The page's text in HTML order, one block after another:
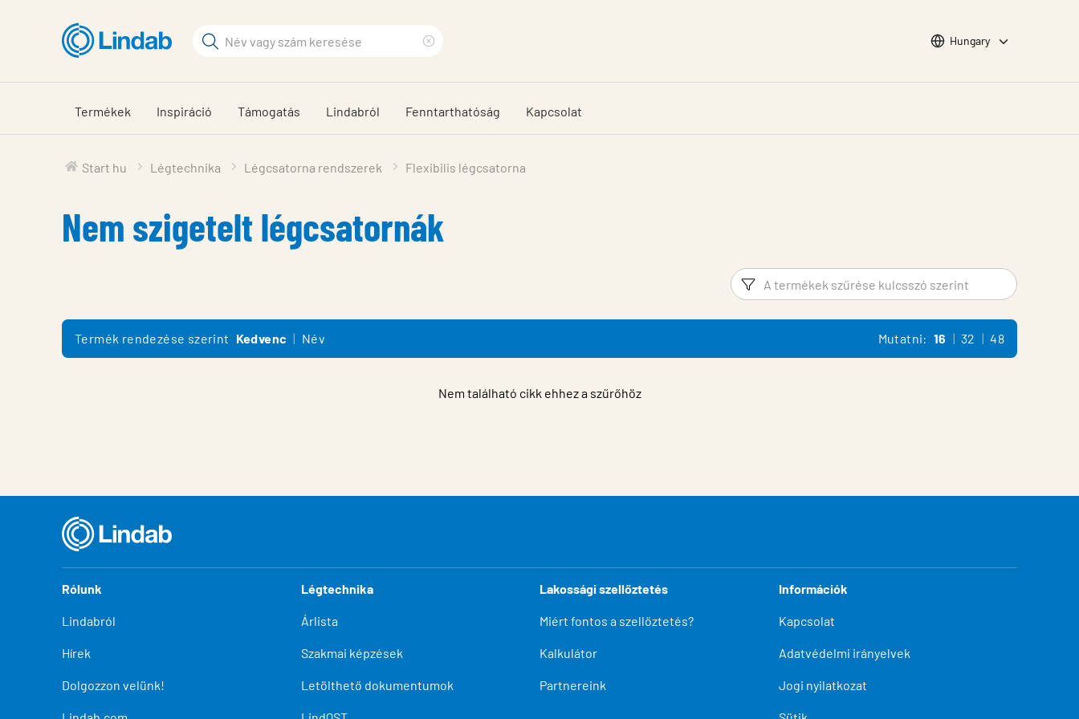
tartalomhoz
Keresési
keresése
search
phrase
Choose languge
Hungary
Termékek Inspiráció Támogatás Lindabról Fenntarthatóság Kapcsolat
Start hu Légtechnika Légcsatorna rendszerek Flexibilis légcsatorna
Nem szigetelt légcsatornák
Szűrő Termék
Termék rendezése szerint Kedvenc Név Mutatni: 16 32 48
Nem található cikk ehhez a szűrőhöz
Rólunk
Lindabról
Hírek
Dolgozzon velünk!
Légtechnika
Árlista
Szakmai képzések
Letölthető dokumentumok
Lakossági szellőztetés
Miért fontos a szellőztetés?
Kalkulátor
Partnereink
Információk
Kapcsolat
Adatvédelmi irányelvek
Jogi nyilatkozat